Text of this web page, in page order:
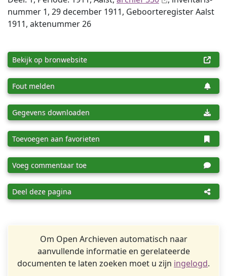
num­mer 1, 29 december 1911, Geboorteregister Aalst
1911, aktenummer 26
Bekijk op bronwebsite
Fout melden
Gegevens downloaden
Toevoegen aan favorieten
Voeg commentaar toe
Deel deze pagina
Om Open Archieven automatisch naar
aanvullende informatie en gerelateerde
documenten te laten zoeken moet u zijn ingelogd.